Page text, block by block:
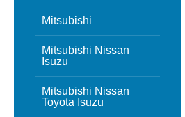
Mitsubishi
Mitsubishi Nissan
Isuzu
Mitsubishi Nissan
Toyota Isuzu